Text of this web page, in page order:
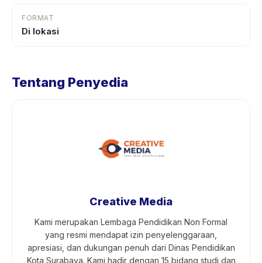
FORMAT
Di lokasi
Tentang Penyedia
Creative Media
Kami merupakan Lembaga Pendidikan Non Formal
yang resmi mendapat izin penyelenggaraan,
apresiasi, dan dukungan penuh dari Dinas Pendidikan
Kota Surabaya. Kami hadir dengan 15 bidang studi dan